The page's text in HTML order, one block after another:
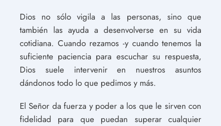
Dios no sólo vigila a las personas, sino que
también las ayuda a desenvolverse en su vida
cotidiana. Cuando rezamos -y cuando tenemos la
suficiente paciencia para escuchar su respuesta,
Dios suele intervenir en nuestros asuntos
dándonos todo lo que pedimos y más.
El Señor da fuerza y poder a los que le sirven con
fidelidad para que puedan superar cualquier